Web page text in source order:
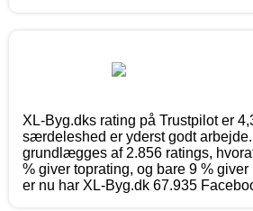
XL-Byg.dks rating på Trustpilot er
særdeleshed er yderst godt
grundlægges af 2.856 ratings,
% giver toprating, og bare 9 %
er nu har XL-Byg.dk 67.935